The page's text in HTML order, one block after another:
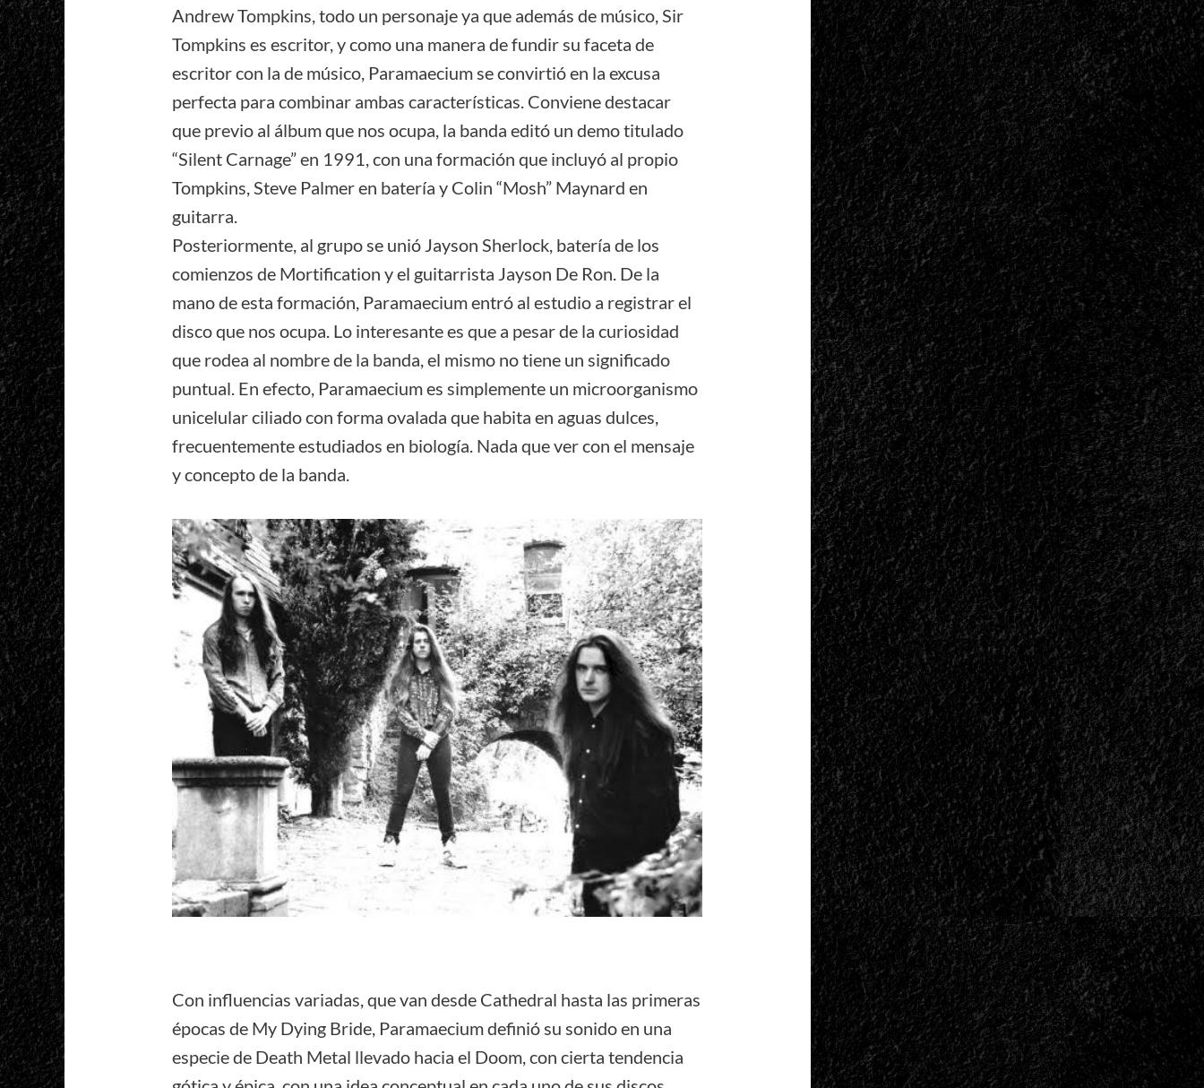
Andrew Tompkins, todo un personaje ya que además de músico, Sir
Tompkins es escritor, y como una manera de fundir su faceta de
escritor con la de músico, Paramaecium se convirtió en la excusa
perfecta para combinar ambas características. Conviene destacar
que previo al álbum que nos ocupa, la banda editó un demo titulado
“Silent Carnage” en 1991, con una formación que incluyó al propio
Tompkins, Steve Palmer en batería y Colin “Mosh” Maynard en
guitarra.
Posteriormente, al grupo se unió Jayson Sherlock, batería de los
comienzos de Mortification y el guitarrista Jayson De Ron. De la
mano de esta formación, Paramaecium entró al estudio a registrar el
disco que nos ocupa. Lo interesante es que a pesar de la curiosidad
que rodea al nombre de la banda, el mismo no tiene un significado
puntual. En efecto, Paramaecium es simplemente un microorganismo
unicelular ciliado con forma ovalada que habita en aguas dulces,
frecuentemente estudiados en biología. Nada que ver con el mensaje
y concepto de la banda.
Con influencias variadas, que van desde Cathedral hasta las primeras
épocas de My Dying Bride, Paramaecium definió su sonido en una
especie de Death Metal llevado hacia el Doom, con cierta tendencia